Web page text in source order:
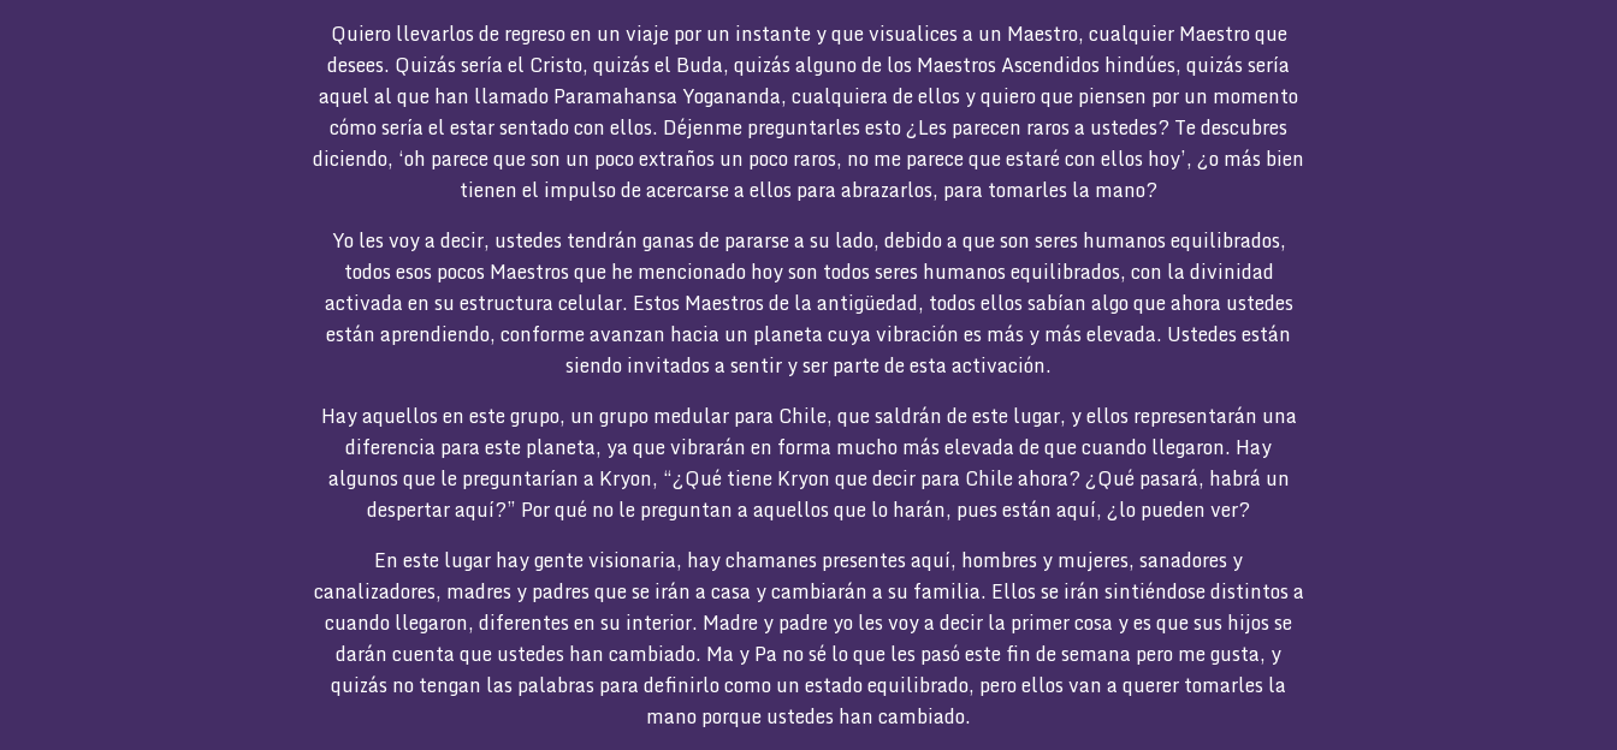
Quiero llevarlos de regreso en un viaje por un instante y que visualices a un Maestro, cualquier Maestro que
desees. Quizás sería el Cristo, quizás el Buda, quizás alguno de los Maestros Ascendidos hindúes, quizás sería
aquel al que han llamado Paramahansa Yogananda, cualquiera de ellos y quiero que piensen por un momento
cómo sería el estar sentado con ellos. Déjenme preguntarles esto ¿Les parecen raros a ustedes? Te descubres
diciendo, ‘oh parece que son un poco extraños un poco raros, no me parece que estaré con ellos hoy’, ¿o más bien
tienen el impulso de acercarse a ellos para abrazarlos, para tomarles la mano?
Yo les voy a decir, ustedes tendrán ganas de pararse a su lado, debido a que son seres humanos equilibrados,
todos esos pocos Maestros que he mencionado hoy son todos seres humanos equilibrados, con la divinidad
activada en su estructura celular. Estos Maestros de la antigüedad, todos ellos sabían algo que ahora ustedes
están aprendiendo, conforme avanzan hacia un planeta cuya vibración es más y más elevada. Ustedes están
siendo invitados a sentir y ser parte de esta activación.
Hay aquellos en este grupo, un grupo medular para Chile, que saldrán de este lugar, y ellos representarán una
diferencia para este planeta, ya que vibrarán en forma mucho más elevada de que cuando llegaron. Hay
algunos que le preguntarían a Kryon, “¿Qué tiene Kryon que decir para Chile ahora? ¿Qué pasará, habrá un
despertar aquí?” Por qué no le preguntan a aquellos que lo harán, pues están aquí, ¿lo pueden ver?
En este lugar hay gente visionaria, hay chamanes presentes aquí, hombres y mujeres, sanadores y
canalizadores, madres y padres que se irán a casa y cambiarán a su familia. Ellos se irán sintiéndose distintos a
cuando llegaron, diferentes en su interior. Madre y padre yo les voy a decir la primer cosa y es que sus hijos se
darán cuenta que ustedes han cambiado. Ma y Pa no sé lo que les pasó este fin de semana pero me gusta, y
quizás no tengan las palabras para definirlo como un estado equilibrado, pero ellos van a querer tomarles la
mano porque ustedes han cambiado.